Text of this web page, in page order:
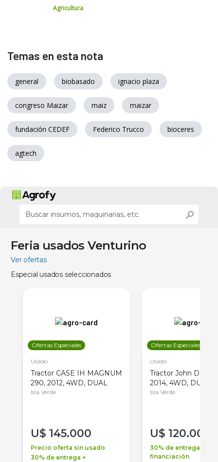
Agricultura
Temas en esta nota
general biobasado ignacio plaza
congreso Maizar maiz maizar
fundación CEDEF Federico Trucco bioceres
agtech
Feria usados Venturino
Ver ofertas
Especial usados seleccionados
Ofertas Especiales
Usado
Tractor CASE IH MAGNUM
290, 2012, 4WD, DUAL
Isla Verde
U$ 145.000
Precio oferta sin usado
30% de entrega +
Ofertas Especiales
Usado
Tractor John Deere
2014, 4WD, DUAL
Isla Verde
U$ 120.000
30% de entrega +
financiación